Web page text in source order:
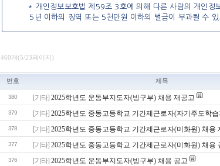
* 개인정보보호법 제59조 3호에 의해 다른 사람의 개인정
5년 이하의 징역 또는 5천만원 이하의 벌금이 부과될 수
460개(5/23페이지)
번호 제목
380 [기타] 2025학년도 운동부지도자(빙구부) 채용 재공고
379 [기타] 2025학년도 중동고등학교 기간제근로자(자기주도학
378 [기타] 2025학년도 중동고등학교 기간제근로자(미화원) 채용
377 [기타] 2025학년도 중동고등학교 기간제근로자(미화원) 채용
376 [기타] 2025학년도 운동부지도자(빙구부) 채용 공고